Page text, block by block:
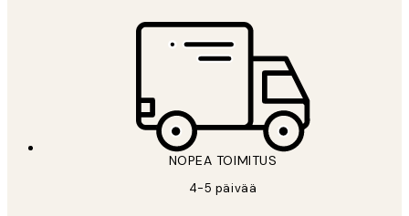
NOPEA TOIMITUS
4-5 päivää